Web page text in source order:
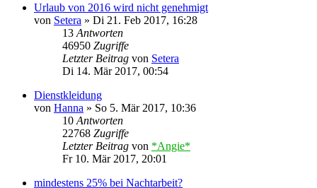
Urlaub von 2016 wird nicht genehmigt
von Setera » Di 21. Feb 2017, 16:28
13 Antworten
46950 Zugriffe
Letzter Beitrag von Setera
Di 14. Mär 2017, 00:54
Dienstkleidung
von Hanna » So 5. Mär 2017, 10:36
10 Antworten
22768 Zugriffe
Letzter Beitrag von *Angie*
Fr 10. Mär 2017, 20:01
mindestens 25% bei Nachtarbeit?